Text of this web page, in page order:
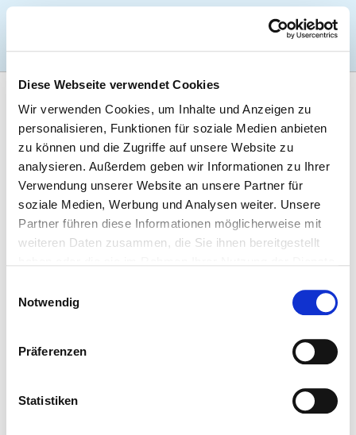
Diese Webseite verwendet Cookies
Wir verwenden Cookies, um Inhalte und Anzeigen zu
personalisieren, Funktionen für soziale Medien anbieten
zu können und die Zugriffe auf unsere Website zu
analysieren. Außerdem geben wir Informationen zu Ihrer
Verwendung unserer Website an unsere Partner für
soziale Medien, Werbung und Analysen weiter. Unsere
Partner führen diese Informationen möglicherweise mit
weiteren Daten zusammen, die Sie ihnen bereitgestellt
Notwendig
Präferenzen
Statistiken
Zur Krankenhaus-Startseite
KLINIK AM PARK BAD STEBEN
GMBH
TEILNAHME AN DER
NOTFALLVERSORGUNGSSTUFEN